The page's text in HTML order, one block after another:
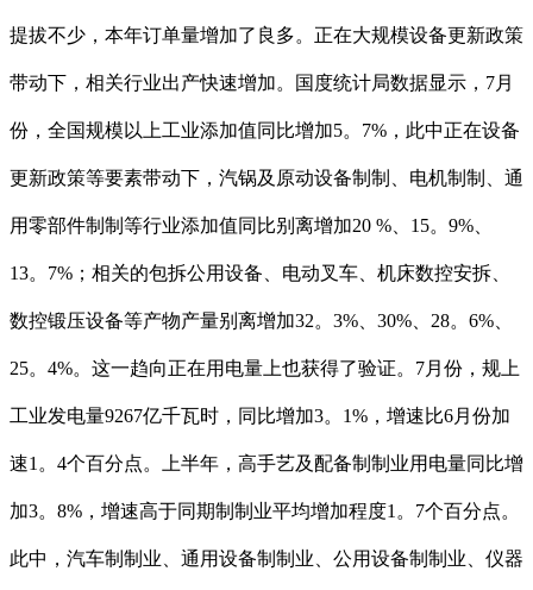
提拔不少，本年订单量增加了良多。正在大规模设备更新政策
带动下，相关行业出产快速增加。国度统计局数据显示，7月
份，全国规模以上工业添加值同比增加5。7%，此中正在设备
更新政策等要素带动下，汽锅及原动设备制制、电机制制、通
用零部件制制等行业添加值同比别离增加20 %、15。9%、
13。7%；相关的包拆公用设备、电动叉车、机床数控安拆、
数控锻压设备等产物产量别离增加32。3%、30%、28。6%、
25。4%。这一趋向正在用电量上也获得了验证。7月份，规上
工业发电量9267亿千瓦时，同比增加3。1%，增速比6月份加
速1。4个百分点。上半年，高手艺及配备制制业用电量同比增
加3。8%，增速高于同期制制业平均增加程度1。7个百分点。
此中，汽车制制业、通用设备制制业、公用设备制制业、仪器